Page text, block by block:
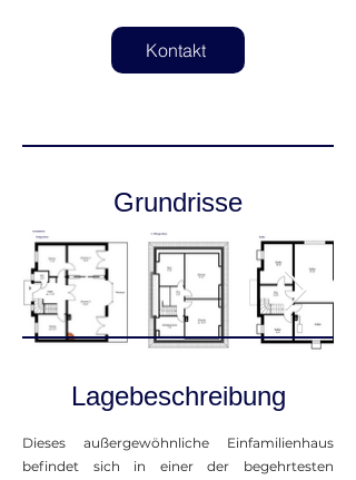
Kontakt
Grundrisse
Lagebeschreibung
Dieses außergewöhnliche Einfamilienhaus
befindet sich in einer der begehrtesten